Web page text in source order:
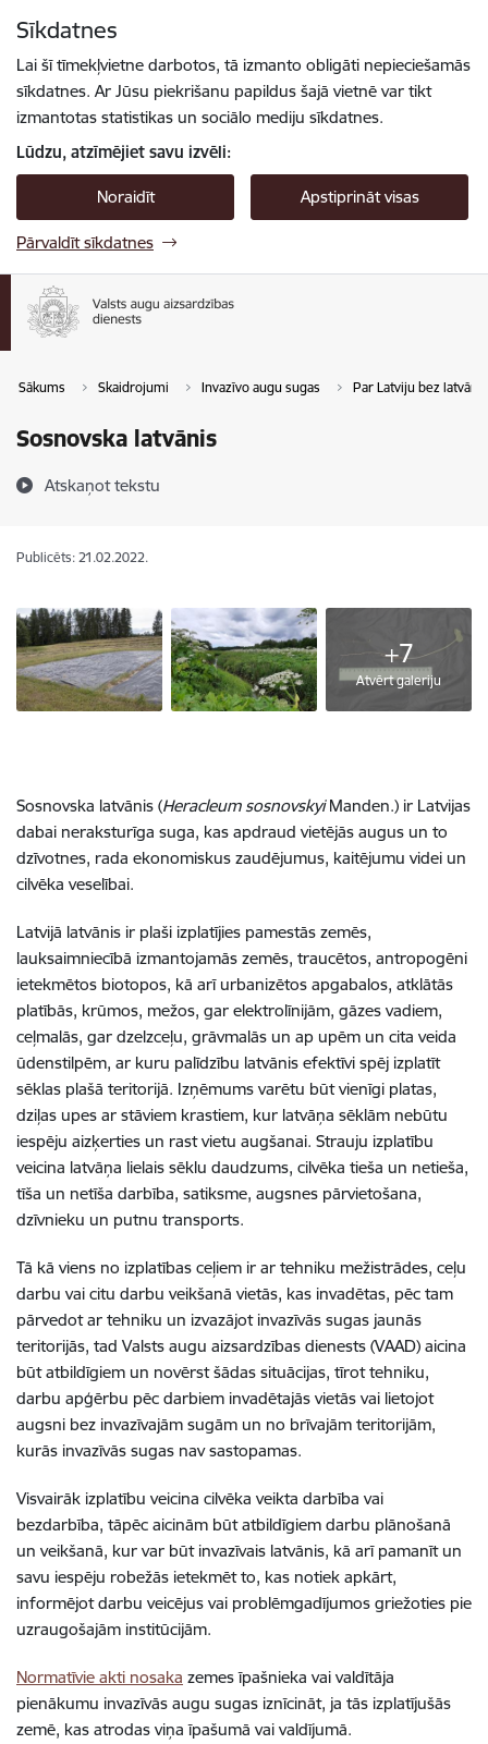
Sīkdatnes
Lai šī tīmekļvietne darbotos, tā izmanto obligāti nepieciešamās
sīkdatnes. Ar Jūsu piekrišanu papildus šajā vietnē var tikt
izmantotas statistikas un sociālo mediju sīkdatnes.
Lūdzu, atzīmējiet savu izvēli:
Noraidīt Apstiprināt visas
Pārvaldīt sīkdatnes
Sākums Skaidrojumi Invazīvo augu sugas Par Latviju bez
Sosnovska latvānis
Atskaņot tekstu
Publicēts: 21.02.2022.
+7
Atvērt galeriju
Sosnovska latvānis (Heracleum sosnovskyiManden.) ir Latvijas
dabai neraksturīga suga, kas apdraud vietējās augus un to
dzīvotnes, rada ekonomiskus zaudējumus, kaitējumu videi un
cilvēka veselībai.
Latvijā latvānis ir plaši izplatījies pamestās zemēs,
lauksaimniecībā izmantojamās zemēs, traucētos, antropogēni
ietekmētos biotopos, kā arī urbanizētos apgabalos, atklātās
platībās, krūmos, mežos, gar elektrolīnijām, gāzes vadiem,
ceļmalās, gar dzelzceļu, grāvmalās un ap upēm un cita veida
ūdenstilpēm, ar kuru palīdzību latvānis efektīvi spēj izplatīt
sēklas plašā teritorijā. Izņēmums varētu būt vienīgi platas,
dziļas upes ar stāviem krastiem, kur latvāņa sēklām nebūtu
iespēju aizķerties un rast vietu augšanai. Strauju izplatību
veicina latvāņa lielais sēklu daudzums, cilvēka tieša un netieša,
tīša un netīša darbība, satiksme, augsnes pārvietošana,
dzīvnieku un putnu transports.
Tā kā viens no izplatības ceļiem ir ar tehniku mežistrādes, ceļu
darbu vai citu darbu veikšanā vietās, kas invadētas, pēc tam
pārvedot ar tehniku un izvazājot invazīvās sugas jaunās
teritorijās, tad Valsts augu aizsardzības dienests (VAAD) aicina
būt atbildīgiem un novērst šādas situācijas, tīrot tehniku,
darbu apģērbu pēc darbiem invadētajās vietās vai lietojot
augsni bez invazīvajām sugām un no brīvajām teritorijām,
kurās invazīvās sugas nav sastopamas.
Visvairāk izplatību veicina cilvēka veikta darbība vai
bezdarbība, tāpēc aicinām būt atbildīgiem darbu plānošanā
un veikšanā, kur var būt invazīvais latvānis, kā arī pamanīt un
savu iespēju robežās ietekmēt to, kas notiek apkārt,
informējot darbu veicējus vai problēmgadījumos griežoties pie
uzraugošajām institūcijām.
Normatīvie akti nosaka zemes īpašnieka vai valdītāja
pienākumu invazīvās augu sugas iznīcināt, ja tās izplatījušās
zemē, kas atrodas viņa īpašumā vai valdījumā.